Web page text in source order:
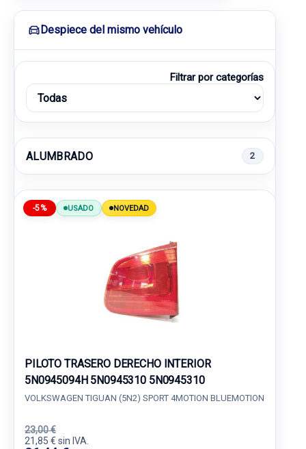
Despiece del mismo vehículo
Filtrar por categorías
ALUMBRADO 2
-5% USADO NOVEDAD
PILOTO TRASERO DERECHO INTERIOR
5N0945094H 5N0945310 5N0945310
VOLKSWAGEN TIGUAN (5N2) SPORT 4MOTION BLUEMOTION
23,00 €
21,85 € sin IVA.